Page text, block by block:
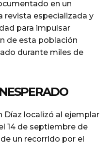
en un
revista especializada y
para impulsar
de esta población
durante miles de
Díaz localizó al ejemplar
14 de septiembre de
un recorrido por el